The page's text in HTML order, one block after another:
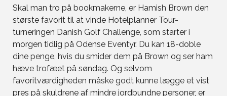
Skal man tro på bookmakerne, er Hamish Brown den
største favorit til at vinde Hotelplanner Tour-
turneringen Danish Golf Challenge, som starter i
morgen tidlig på Odense Eventyr. Du kan 18-doble
dine penge, hvis du smider dem på Brown og ser ham
hæve trofæet på søndag. Og selvom
favoritværdigheden måske godt kunne lægge et vist
pres på skuldrene af mindre jordbundne personer, er